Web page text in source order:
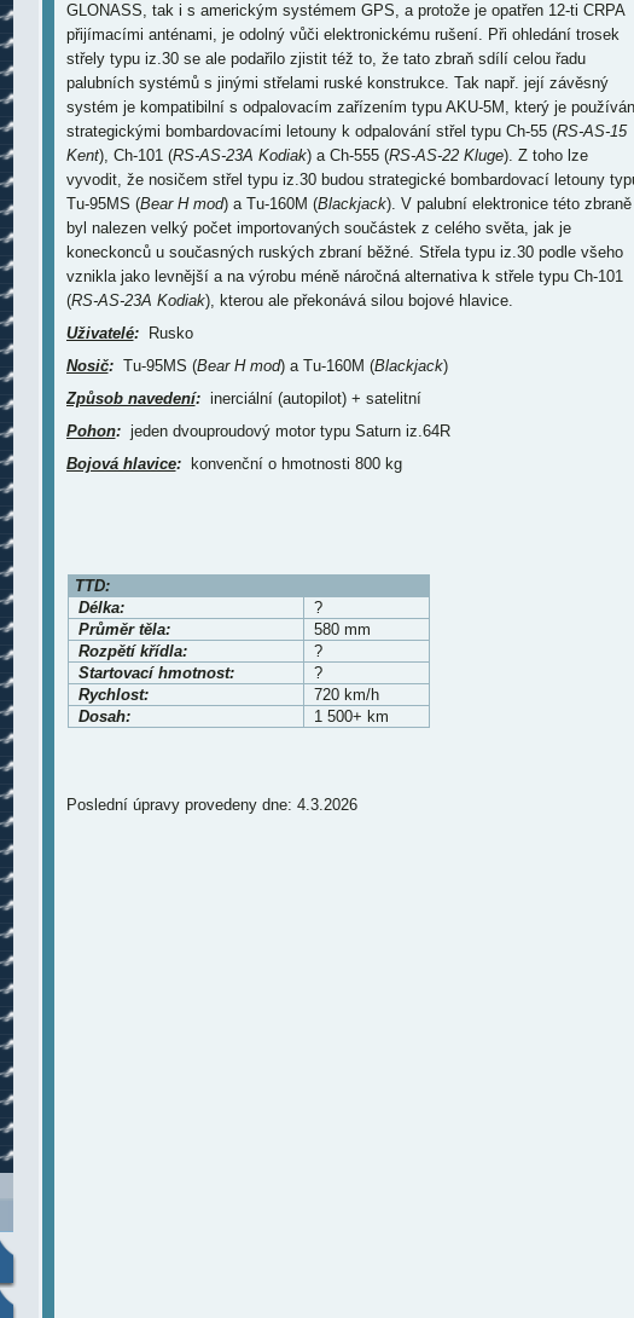
GLONASS, tak i s americkým systémem GPS, a protože je opatřen 12-ti CRPA
přijímacími anténami, je odolný vůči elektronickému rušení. Při ohledání trosek
střely typu iz.30 se ale podařilo zjistit též to, že tato zbraň sdílí celou řadu
palubních systémů s jinými střelami ruské konstrukce. Tak např. její závěsný
systém je kompatibilní s odpalovacím zařízením typu AKU-5M, který je používán
strategickými bombardovacími letouny k odpalování střel typu Ch-55 (RS-AS-15
Kent), Ch-101 (RS-AS-23A Kodiak) a Ch-555 (RS-AS-22 Kluge). Z toho lze
vyvodit, že nosičem střel typu iz.30 budou strategické bombardovací letouny
Tu-95MS (Bear H mod) a Tu-160M (Blackjack). V palubní elektronice této zbraně
byl nalezen velký počet importovaných součástek z celého světa, jak je
koneckonců u současných ruských zbraní běžné. Střela typu iz.30 podle všeho
vznikla jako levnější a na výrobu méně náročná alternativa k střele typu Ch-101
(RS-AS-23A Kodiak), kterou ale překonává silou bojové hlavice.
Uživatelé:Rusko
Nosič:Tu-95MS (Bear H mod) a Tu-160M (Blackjack)
Způsob navedení:inerciální (autopilot) + satelitní
Pohon:jeden dvouproudový motor typu Saturn iz.64R
Bojová hlavice:konvenční o hmotnosti 800 kg
TTD:
Délka:
?
Průměr těla:
580 mm
Rozpětí křídla:
?
Startovací hmotnost:
?
Rychlost:
720 km/h
Dosah:
1 500+ km
Poslední úpravy provedeny dne: 4.3.2026